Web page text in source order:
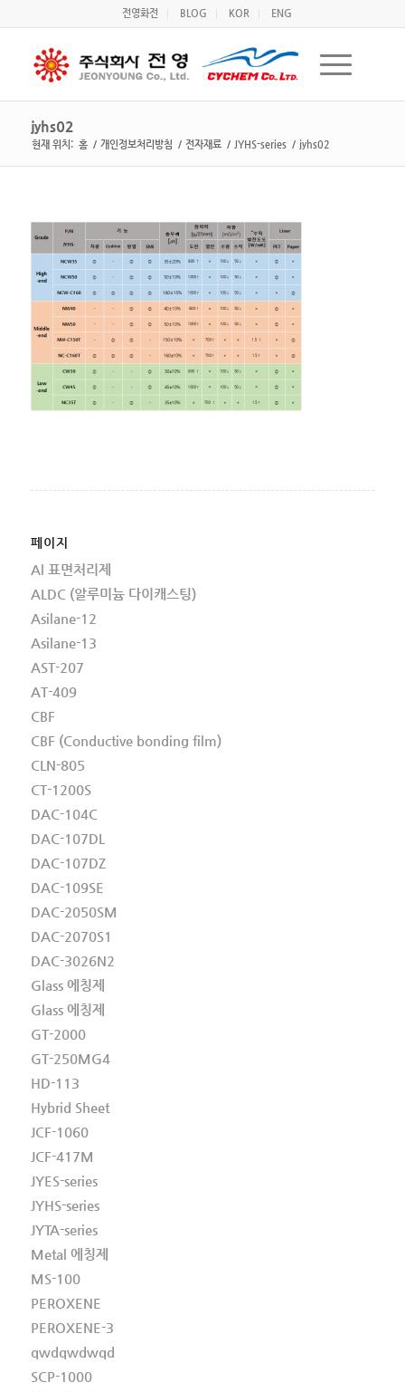
전영화전 BLOG KOR ENG
jyhs02
현재 위치: 홈 / 개인정보처리방침 / 전자재료 / JYHS-series / jyhs02
페이지
Al 표면처리제
ALDC (알루미늄 다이캐스팅)
Asilane-12
Asilane-13
AST-207
AT-409
CBF
CBF (Conductive bonding film)
CLN-805
CT-1200S
DAC-104C
DAC-107DL
DAC-107DZ
DAC-109SE
DAC-2050SM
DAC-2070S1
DAC-3026N2
Glass 에칭제
Glass 에칭제
GT-2000
GT-250MG4
HD-113
Hybrid Sheet
JCF-1060
JCF-417M
JYES-series
JYHS-series
JYTA-series
Metal 에칭제
MS-100
PEROXENE
PEROXENE-3
qwdqwdwqd
SCP-1000